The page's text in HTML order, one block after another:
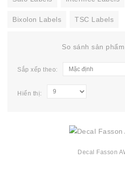
Bixolon Labels TSC Labels
So sánh sản
Sắp xếp theo:
Hiển thị:
Decal Fasson